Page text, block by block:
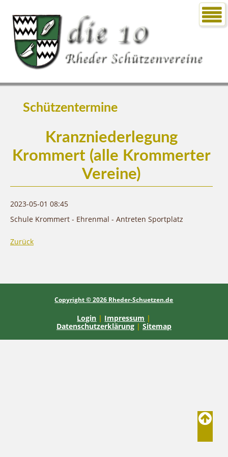
Schützentermine
Kranzniederlegung
Krommert (alle Krommerter
Vereine)
2023-05-01 08:45
Schule Krommert - Ehrenmal - Antreten Sportplatz
Zurück
Copyright © 2026 Rheder-Schuetzen.de
Login | Impressum |
Datenschutzerklärung | Sitemap